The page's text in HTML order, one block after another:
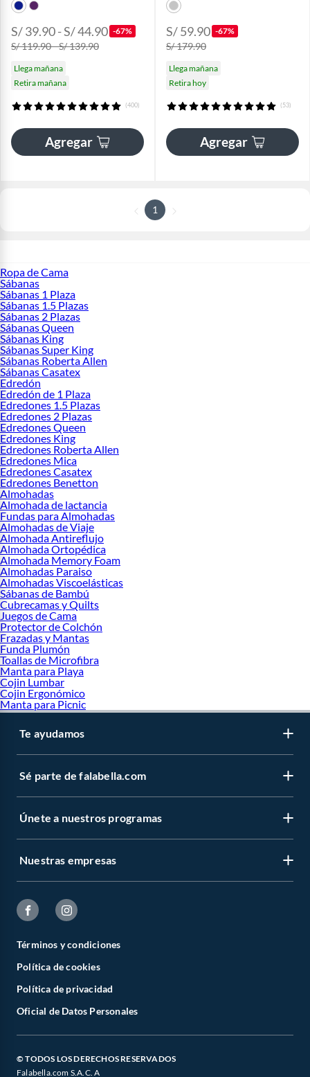
S/ 39.90 - S/ 44.90 -67%
S/ 119.90 - S/ 139.90
Llega mañana
Retira mañana
(400)
Agregar
S/ 59.90 -67%
S/ 179.90
Llega mañana
Retira hoy
(53)
Agregar
1
Ropa de Cama
Sábanas
Sábanas 1 Plaza
Sábanas 1.5 Plazas
Sábanas 2 Plazas
Sábanas Queen
Sábanas King
Sábanas Super King
Sábanas Roberta Allen
Sábanas Casatex
Edredón
Edredón de 1 Plaza
Edredones 1.5 Plazas
Edredones 2 Plazas
Edredones Queen
Edredones King
Edredones Roberta Allen
Edredones Mica
Edredones Casatex
Edredones Benetton
Almohadas
Almohada de lactancia
Fundas para Almohadas
Almohadas de Viaje
Almohada Antireflujo
Almohada Ortopédica
Almohada Memory Foam
Almohadas Paraiso
Almohadas Viscoelásticas
Sábanas de Bambú
Cubrecamas y Quilts
Juegos de Cama
Protector de Colchón
Frazadas y Mantas
Funda Plumón
Toallas de Microfibra
Manta para Playa
Cojin Lumbar
Cojin Ergonómico
Manta para Picnic
Te ayudamos
Sé parte de falabella.com
Únete a nuestros programas
Nuestras empresas
Términos y condiciones
Política de cookies
Política de privacidad
Oficial de Datos Personales
© TODOS LOS DERECHOS RESERVADOS
Falabella.com S.A.C. A